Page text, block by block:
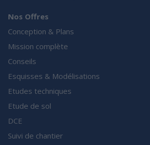
Nos Offres
Conception & Plans
Mission complète
Conseils
Esquisses & Modélisations
Etudes techniques
Etude de sol
DCE
Suivi de chantier